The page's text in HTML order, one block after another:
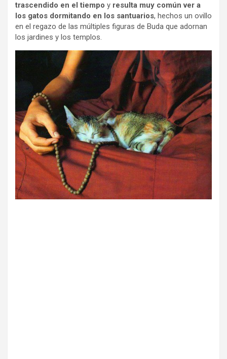
trascendido en el tiempo y resulta muy común ver a
los gatos dormitando en los santuarios, hechos un ovillo
en el regazo de las múltiples figuras de Buda que adornan
los jardines y los templos.